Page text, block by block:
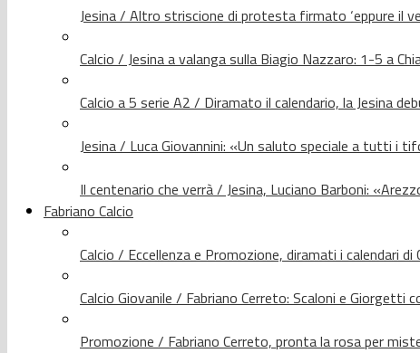
Jesina / Altro striscione di protesta firmato ‘eppure il
Calcio / Jesina a valanga sulla Biagio Nazzaro: 1-5 a
Calcio a 5 serie A2 / Diramato il calendario, la Jesina
Jesina / Luca Giovannini: «Un saluto speciale a tutti i
Il centenario che verrà / Jesina, Luciano Barboni:
Fabriano Calcio
Calcio / Eccellenza e Promozione, diramati i calendari di
Calcio Giovanile / Fabriano Cerreto: Scaloni e Giorgetti
Promozione / Fabriano Cerreto, pronta la rosa per